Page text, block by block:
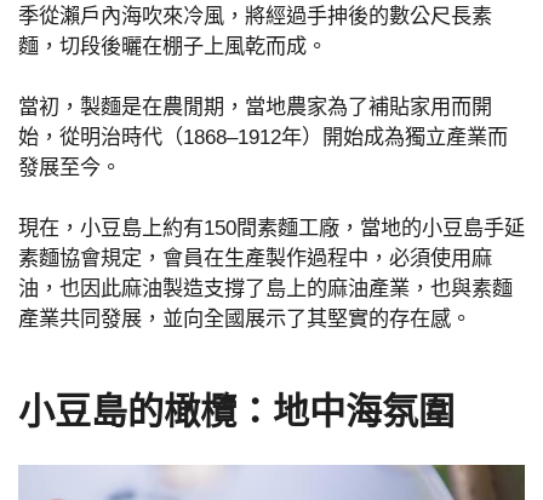
季從瀨戶內海吹來冷風，將經過手抻後的數公尺長素
麵，切段後曬在棚子上風乾而成。
當初，製麵是在農閒期，當地農家為了補貼家用而開
始，從明治時代（1868–1912年）開始成為獨立產業而
發展至今。
現在，小豆島上約有150間素麵工廠，當地的小豆島手延
素麵協會規定，會員在生產製作過程中，必須使用麻
油，也因此麻油製造支撐了島上的麻油產業，也與素麵
產業共同發展，並向全國展示了其堅實的存在感。
小豆島的橄欖：地中海氛圍